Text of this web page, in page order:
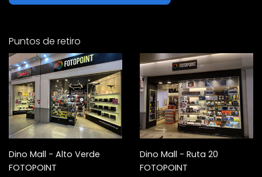
Puntos de retiro
Dino Mall - Alto Verde
FOTOPOINT
Dino Mall - Ruta 20
FOTOPOINT